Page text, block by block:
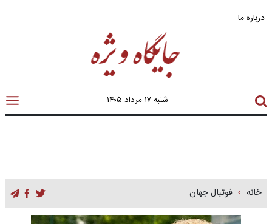
درباره ما
شنبه ۱۷ مرداد ۱۴۰۵
خانه فوتبال جهان